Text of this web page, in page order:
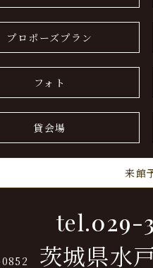
プロポーズプラン
フォト
貸会場
来館
tel.029-
0852 茨城県水